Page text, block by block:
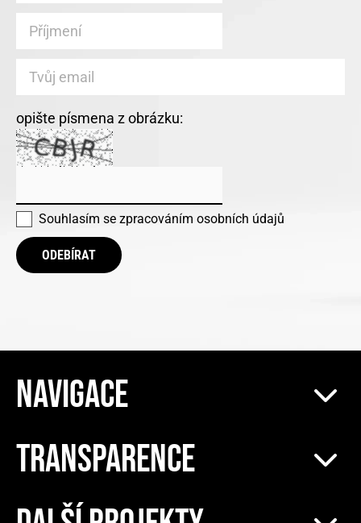
opište písmena z obrázku:
Souhlasím se zpracováním osobních údajů
ODEBÍRAT
NAVIGACE
TRANSPARENCE